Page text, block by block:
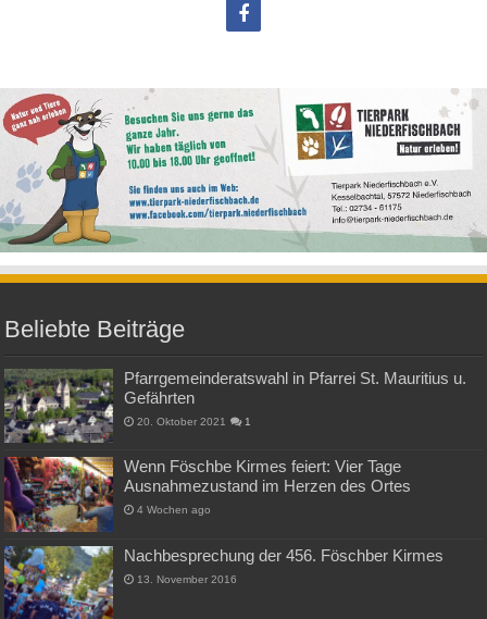
Beliebte Beiträge
Pfarrgemeinderatswahl in Pfarrei St. Mauritius u.
Gefährten
20. Oktober 2021 1
Wenn Föschbe Kirmes feiert: Vier Tage
Ausnahmezustand im Herzen des Ortes
4 Wochen ago
Nachbesprechung der 456. Föschber Kirmes
13. November 2016